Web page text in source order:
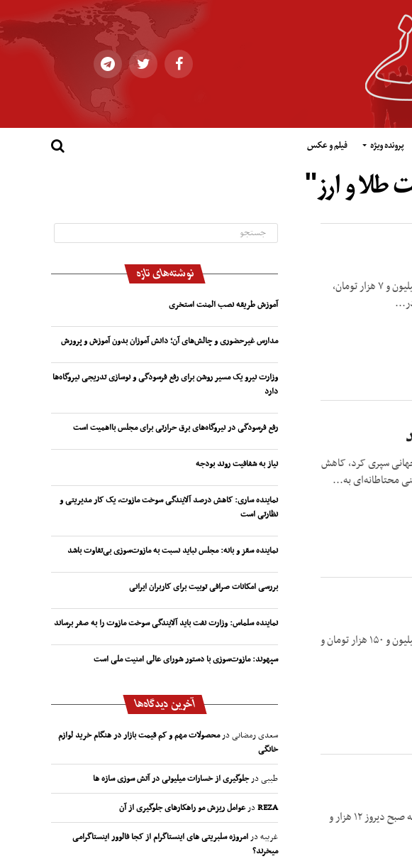
پرونده ویژه فیلم و عکس
طلا و ارز"
قیمت سکه تمام‌‌بهار آزادی در بازار تهران امروز به ۴میلیون و ۷ هزار تومان،
سپری کرد، کاهش
محتاطانه‌ای به...
قیمت سکه تمام‌بهار آزادی در بازار تهران امروز به ۴میلیون و ۱۵۰ هزار تومان و
قیمت دلار در صرافی‌های بانک‌ها بدون تغییر نسبت به صبح دیروز ۱۲ هزار و
نوشته‌های تازه
آموزش طریقه نصب المنت استخری
مدارس غیرحضوری و چالش‌های آن؛ دانش آموزان بدون آموزش و پرورش
وزارت نیرو یک مسیر روشن برای رفع فرسودگی و نوسازی تدریجی نیروگاه‌ها
دارد
رفع فرسودگی در نیروگاه‌های برق حرارتی برای مجلس بااهمیت است
نیاز به شفافیت روند بودجه
نماینده ساری: کاهش درصد آلایندگی سوخت مازوت، یک کار مدیریتی و
نظارتی است
نماینده سقز و بانه: مجلس نباید نسبت به مازوت‌سوزی بی‌تفاوت باشد
بررسی امکانات صرافی توبیت برای کاربران ایرانی
نماینده سلماس: وزارت نفت باید آلایندگی سوخت مازوت را به صفر برساند
سپهوند:‌ مازوت‌سوزی با دستور شورای عالی امنیت ملی است
آخرین دیدگاه‌ها
سعدی رمضانیدرمحصولات مهم و کم قیمت بازار در هنگام خرید لوازم
خانگی
طیبیدرجلوگیری از خسارات میلیونی در آتش سوزی سازه ها
REZAدرعوامل ریزش مو راهکارهای جلوگیری از آن
غریبهدرامروزه سلبریتی های اینستاگرام از کجا فالوور اینستاگرامی
میخرند؟